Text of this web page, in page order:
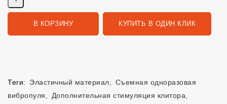
В КОРЗИНУ КУПИТЬ В ОДИН КЛИК
Теги: Эластичный материал
Съемная одноразовая
вибропуля
Дополнительная стимуляция клитора